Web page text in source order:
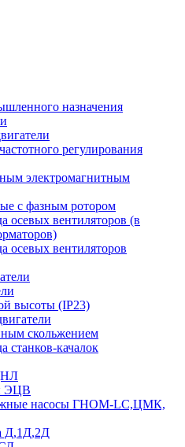
назначения
регулирования
электромагнитным
с фазным ротором
осевых вентиляторов (в
осевых вентиляторов
высоты (IP23)
скольжением
станков-качалок
ЭЦВ
насосы ГНОМ-LC,ЦМК,
Д,1Д,2Д